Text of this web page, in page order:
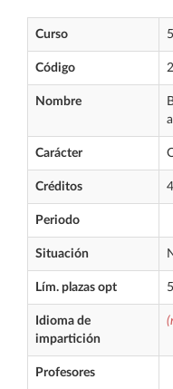
Curso 5
Código
Nombre
Carácter
Créditos
Periodo
Situación
Lím. plazas opt
Idioma de
impartición
Profesores